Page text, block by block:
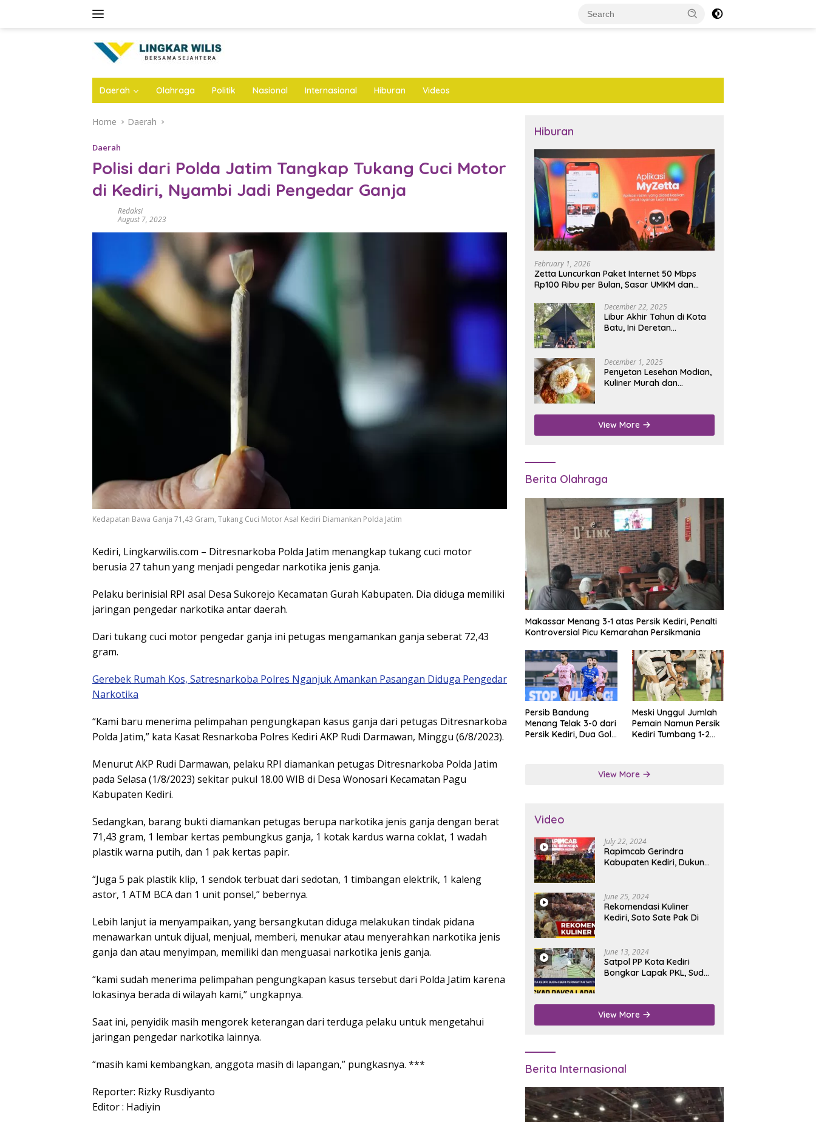
Daerah Olahraga Politik Nasional Internasional Hiburan Videos
Home Daerah
Daerah
Polisi dari Polda Jatim Tangkap Tukang Cuci Motor
di Kediri, Nyambi Jadi Pengedar Ganja
Redaksi
August 7, 2023
Kedapatan Bawa Ganja 71,43 Gram, Tukang Cuci Motor Asal Kediri Diamankan Polda Jatim
Kediri, Lingkarwilis.com – Ditresnarkoba Polda Jatim menangkap tukang cuci motor
berusia 27 tahun yang menjadi pengedar narkotika jenis ganja.
Pelaku berinisial RPI asal Desa Sukorejo Kecamatan Gurah Kabupaten. Dia diduga memiliki
jaringan pengedar narkotika antar daerah.
Dari tukang cuci motor pengedar ganja ini petugas mengamankan ganja seberat 72,43
gram.
Gerebek Rumah Kos, Satresnarkoba Polres Nganjuk Amankan Pasangan Diduga Pengedar
Narkotika
“Kami baru menerima pelimpahan pengungkapan kasus ganja dari petugas Ditresnarkoba
Polda Jatim,” kata Kasat Resnarkoba Polres Kediri AKP Rudi Darmawan, Minggu (6/8/2023).
Menurut AKP Rudi Darmawan, pelaku RPI diamankan petugas Ditresnarkoba Polda Jatim
pada Selasa (1/8/2023) sekitar pukul 18.00 WIB di Desa Wonosari Kecamatan Pagu
Kabupaten Kediri.
Sedangkan, barang bukti diamankan petugas berupa narkotika jenis ganja dengan berat
71,43 gram, 1 lembar kertas pembungkus ganja, 1 kotak kardus warna coklat, 1 wadah
plastik warna putih, dan 1 pak kertas papir.
“Juga 5 pak plastik klip, 1 sendok terbuat dari sedotan, 1 timbangan elektrik, 1 kaleng
astor, 1 ATM BCA dan 1 unit ponsel,” bebernya.
Lebih lanjut ia menyampaikan, yang bersangkutan diduga melakukan tindak pidana
menawarkan untuk dijual, menjual, memberi, menukar atau menyerahkan narkotika jenis
ganja dan atau menyimpan, memiliki dan menguasai narkotika jenis ganja.
“kami sudah menerima pelimpahan pengungkapan kasus tersebut dari Polda Jatim karena
lokasinya berada di wilayah kami,” ungkapnya.
Saat ini, penyidik masih mengorek keterangan dari terduga pelaku untuk mengetahui
jaringan pengedar narkotika lainnya.
“masih kami kembangkan, anggota masih di lapangan,” pungkasnya. ***
Reporter: Rizky Rusdiyanto
Editor : Hadiyin
Hiburan
February 1, 2026
Zetta Luncurkan Paket Internet 50 Mbps
Rp100 Ribu per Bulan, Sasar UMKM dan
December 22, 2025
Libur Akhir Tahun di Kota
Batu, Ini Deretan
December 1, 2025
Penyetan Lesehan Modian,
Kuliner Murah dan
Nganjuk
View More
Berita Olahraga
Makassar Menang 3-1 atas Persik Kediri, Penalti
Kontroversial Picu Kemarahan Persikmania
Persib Bandung
Menang Telak 3-0 dari
Persik Kediri, Dua Gol
Meski Unggul Jumlah
Pemain Namun Persik
Kediri Tumbang 1-2
View More
Video
July 22, 2024
Rapimcab Gerindra
Kabupaten Kediri, Dukung
June 25, 2024
Rekomendasi Kuliner
Kediri, Soto Sate Pak Di
June 13, 2024
Satpol PP Kota Kediri
Bongkar Lapak PKL, Sudah
View More
Berita Internasional